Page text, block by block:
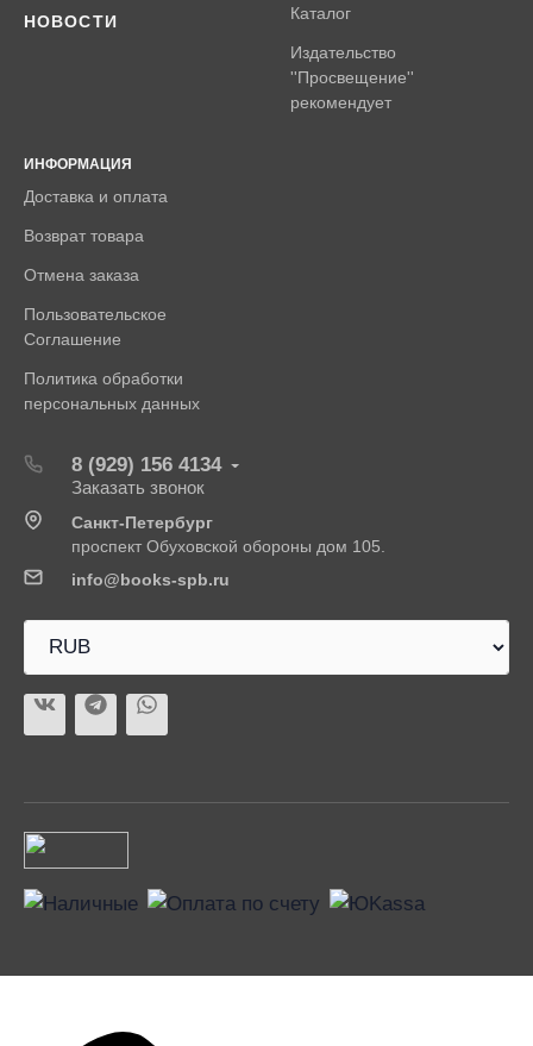
НОВОСТИ Каталог
Издательство
''Просвещение''
рекомендует
ИНФОРМАЦИЯ
Доставка и оплата
Возврат товара
Отмена заказа
Пользовательское
Соглашение
Политика обработки
персональных данных
8 (929) 156 4134
Заказать звонок
Санкт-Петербург
проспект Обуховской обороны дом 105.
info@books-spb.ru